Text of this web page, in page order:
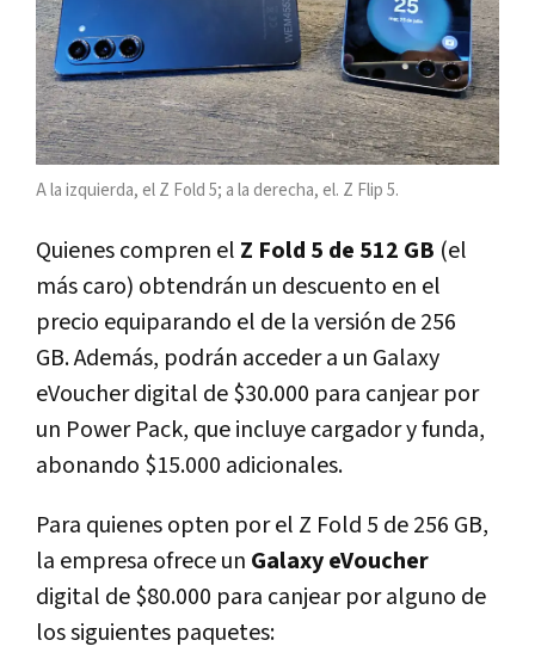
A la izquierda, el Z Fold 5; a la derecha, el. Z Flip 5.
Quienes compren el Z Fold 5 de 512 GB (el
más caro) obtendrán un descuento en el
precio equiparando el de la versión de 256
GB. Además, podrán acceder a un Galaxy
eVoucher digital de $30.000 para canjear por
un Power Pack, que incluye cargador y funda,
abonando $15.000 adicionales.
Para quienes opten por el Z Fold 5 de 256 GB,
la empresa ofrece un Galaxy eVoucher
digital de $80.000 para canjear por alguno de
los siguientes paquetes: